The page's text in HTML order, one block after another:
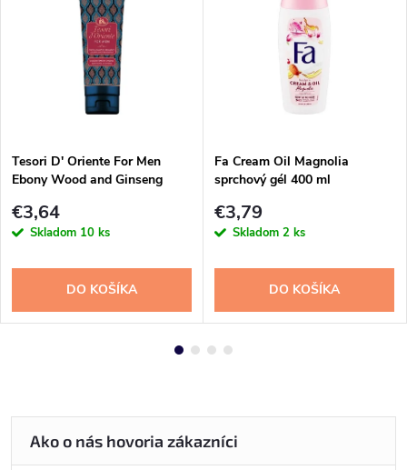
Tesori D' Oriente For Men
Ebony Wood and Ginseng
€3,64
Skladom 10 ks
DO KOŠÍKA
Fa Cream Oil Magnolia
sprchový gél 400 ml
€3,79
Skladom 2 ks
DO KOŠÍKA